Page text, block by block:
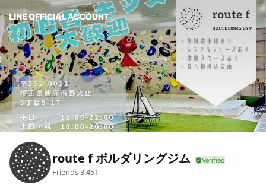
route f ボルダリングジム
Friends3,451